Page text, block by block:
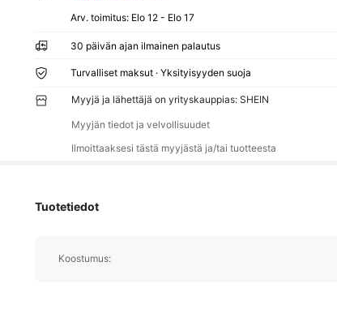
Arv. toimitus: Elo 12 - Elo 17
30 päivän ajan ilmainen palautus
Turvalliset maksut · Yksityisyyden suoja
Myyjä ja lähettäjä on yrityskauppias: SHEIN
Myyjän tiedot ja velvollisuudet
Ilmoittaaksesi tästä myyjästä ja/tai tuotteesta
Tuotetiedot
Koostumus: